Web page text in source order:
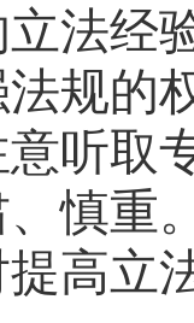
法经
规的
听取
慎重
高立